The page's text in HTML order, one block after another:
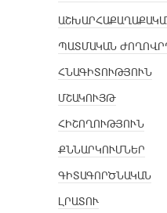
ՊԱՏՄԱԿԱՆ
ՀՆԱԳԻՏՈՒԹՅՈՒՆ
ՄՇԱԿՈՒՅԹ
ՀԻՇՈՂՈՒԹՅՈՒՆ
ՔՆՆԱՐԿՈՒՄՆԵՐ
ԳԻՏԱԳՈՐԾՆԱԿԱՆ
ԼՐԱՏՈՒ